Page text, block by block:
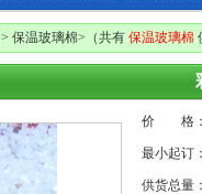
> 保温玻璃棉> （共有 保温玻璃棉
价 格：
最小起订：
供货总量：